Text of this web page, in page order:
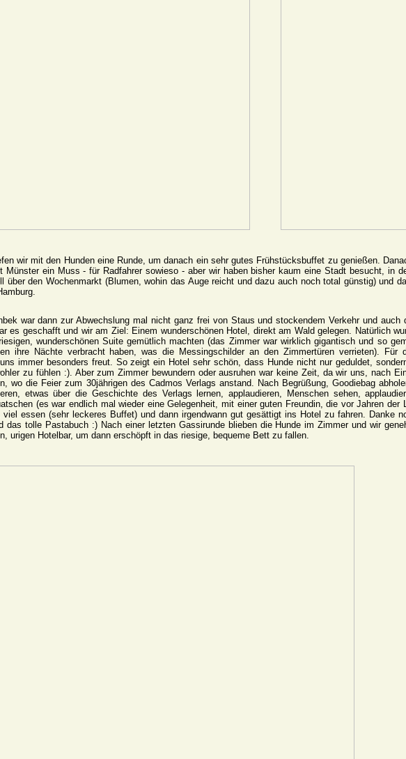
wir mit den Hunden eine Runde, um danach ein sehr gutes Frühstücksbuffet zu genießen.
Münster ein Muss - für Radfahrer sowieso - aber wir haben bisher kaum eine Stadt besucht, in
über den Wochenmarkt (Blumen, wohin das Auge reicht und dazu auch noch total günstig) und
war dann zur Abwechslung mal nicht ganz frei von Staus und stockendem Verkehr und
es geschafft und wir am Ziel: Einem wunderschönen Hotel, direkt am Wald gelegen. Natürlich
wunderschönen Suite gemütlich machten (das Zimmer war wirklich gigantisch und so
ihre Nächte verbracht haben, was die Messingschilder an den Zimmertüren verrieten). Für
immer besonders freut. So zeigt ein Hotel sehr schön, dass Hunde nicht nur geduldet,
zu fühlen :). Aber zum Zimmer bewundern oder ausruhen war keine Zeit, da wir uns, nach
wo die Feier zum 30jährigen des Cadmos Verlags anstand. Nach Begrüßung, Goodiebag
etwas über die Geschichte des Verlags lernen, applaudieren, Menschen sehen,
(es war endlich mal wieder eine Gelegenheit, mit einer guten Freundin, die vor Jahren
essen (sehr leckeres Buffet) und dann irgendwann gut gesättigt ins Hotel zu fahren. Danke
das tolle Pastabuch :) Nach einer letzten Gassirunde blieben die Hunde im Zimmer und wir
urigen Hotelbar, um dann erschöpft in das riesige, bequeme Bett zu fallen.